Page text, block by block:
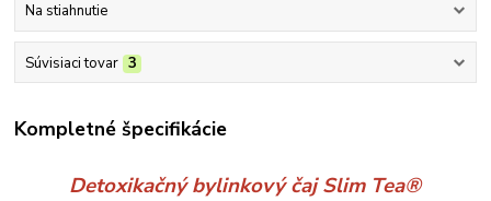
Na stiahnutie
Súvisiaci tovar 3
Kompletné špecifikácie
Detoxikačný bylinkový čajSlim Tea®